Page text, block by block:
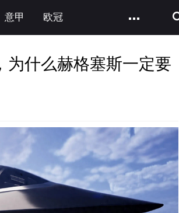
意甲 欧冠
为什么赫格塞斯一定要